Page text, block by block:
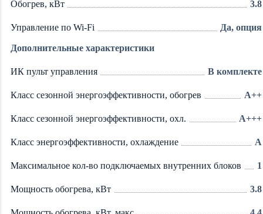
Обогрев, кВт 3.8
Управление по Wi-Fi Да, опция
Дополнительные характеристики
ИК пульт управления В комплекте
Класс сезонной энергоэффективности, обогрев A++
Класс сезонной энергоэффективности, охл. A+++
Класс энергоэффективности, охлаждение A
Максимальное кол-во подключаемых внутренних блоков 1
Мощность обогрева, кВт 3.8